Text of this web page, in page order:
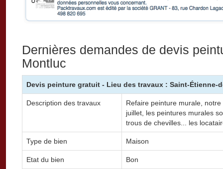
Dernières demandes de devis
Montluc
Devis peinture gratuit - Lieu des travaux : Saint-Étienne-
Description des travaux
Refaire peinture murale,
juillet, les peintures murales
trous de chevilles... les
Type de bien Maison
Etat du bien Bon